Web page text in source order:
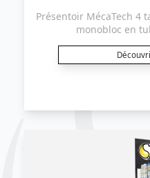
Présentoir MécaTech 4
monobloc en